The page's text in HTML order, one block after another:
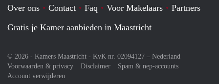
Over ons Contact Faq Voor Makelaars
Partners
Gratis je Kamer aanbieden in Maastricht
© 2026 - Kamers Maastricht - KvK nr. 02094127 – Nederland
Voorwaarden & privacy
Disclaimer
Spam & nep-accounts
Account verwijderen